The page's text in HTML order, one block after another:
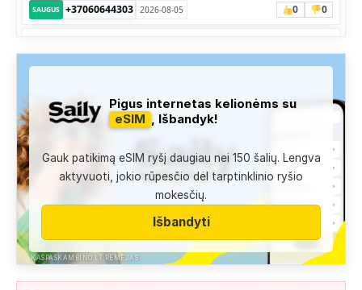
SAUGUS +37060644303 2026-08-05 0 0
NEPATIKIMAS +37052041945 2026-08-05 0 0
Administracija: Užfiksuota, kad apie šį numerį buvo rašoma
daug teigiamų komentarų...
Anonimas:
Labai gera pagalbininke, konsultavausi ne karta
del teises mokslu
SAUGUS +37060763626 2026-08-04 2
Anonimas: Paskambino kažkokia [vardas paslėptas] ir siūlo
susipažint. Skamba kaip dirbtinio...
KASPASKAMBINO.LT RĖMĖJAS
Pigus internetas kelionėms su
eSIM , Išbandyk!
Gauk patikimą eSIM ryšį daugiau nei 150 šalių. Lengva
aktyvuoti, jokio rūpesčio dėl tarptinklinio ryšio
mokesčių.
Išbandyti